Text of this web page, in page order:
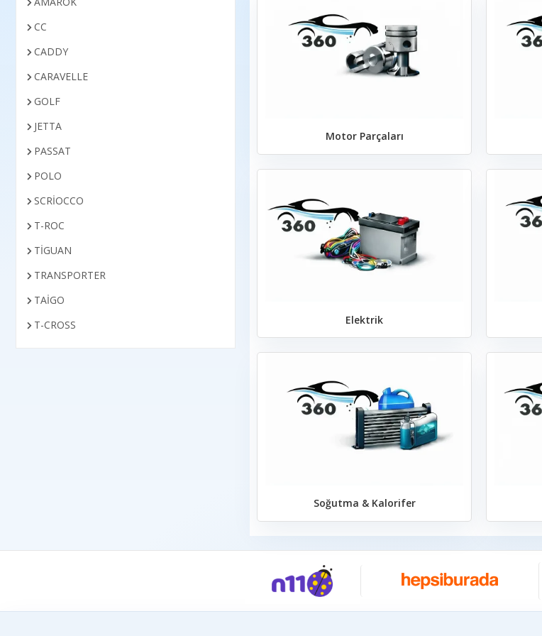
CC
CADDY
CARAVELLE
GOLF
JETTA
PASSAT
POLO
SCRİOCCO
T-ROC
TİGUAN
TRANSPORTER
TAİGO
T-CROSS
Motor Parçaları
Elektrik
Soğutma & Kalorifer